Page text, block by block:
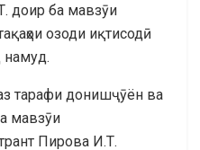
доир ба мавзӯи
озоди иқтисодӣ
намуд.
тарафи донишҷӯён ва
мавзӯи
Пирова И.Т.